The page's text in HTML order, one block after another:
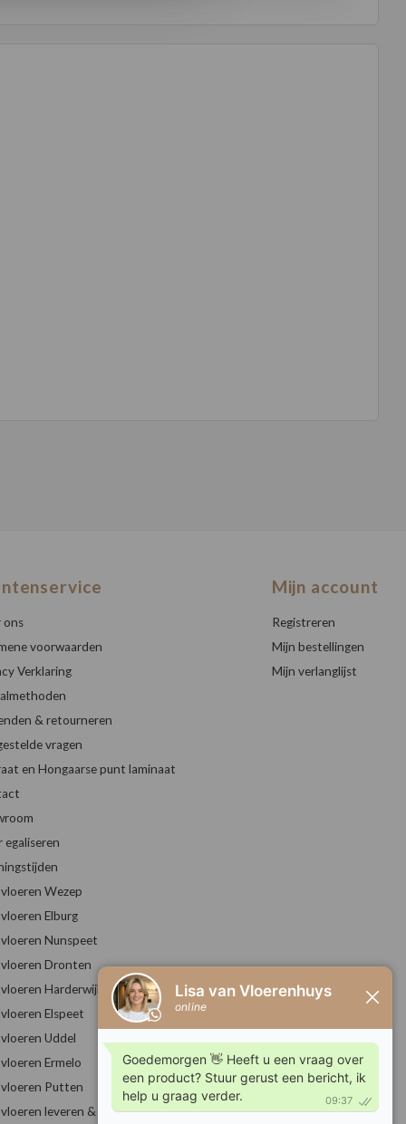
ons
voorwaarden
Verklaring
& retourneren
vragen
en Hongaarse punt laminaat
egaliseren
Wezep
Elburg
vloeren Nunspeet
vloeren Dronten
Harderwijk
Elspeet
Uddel
Ermelo
vloeren Putten
leveren & leggen
Mijn account
Registreren
Mijn bestellingen
Mijn verlanglijst